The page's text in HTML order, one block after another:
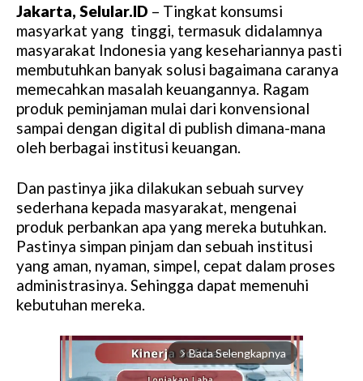
Jakarta, Selular.ID – Tingkat konsumsi
masyarkat yang tinggi, termasuk didalamnya
masyarakat Indonesia yang kesehariannya pasti
membutuhkan banyak solusi bagaimana caranya
memecahkan masalah keuangannya. Ragam
produk peminjaman mulai dari konvensional
sampai dengan digital di publish dimana-mana
oleh berbagai institusi keuangan.
Dan pastinya jika dilakukan sebuah survey
sederhana kepada masyarakat, mengenai
produk perbankan apa yang mereka butuhkan.
Pastinya simpan pinjam dan sebuah institusi
yang aman, nyaman, simpel, cepat dalam proses
administrasinya. Sehingga dapat memenuhi
kebutuhan mereka.
arrow_forward_ios Baca Selengkapnya